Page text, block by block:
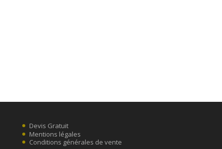
Devis Gratuit
Mentions légales
Conditions générales de vente